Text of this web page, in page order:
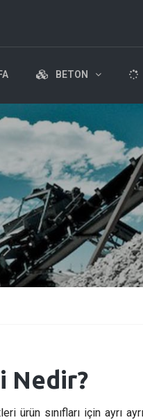
BETON
Nedir?
ürün sınıfları için ayrı